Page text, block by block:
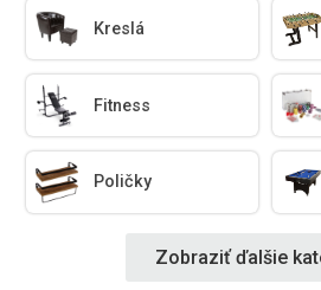
Kreslá
Fitness
Poličky
Zobraziť ďalšie